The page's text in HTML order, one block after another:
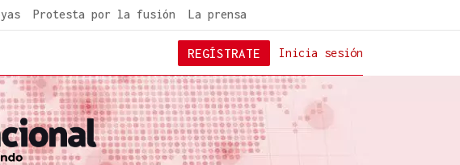
Protesta por la fusión La prensa
Inicia sesión
REGÍSTRATE